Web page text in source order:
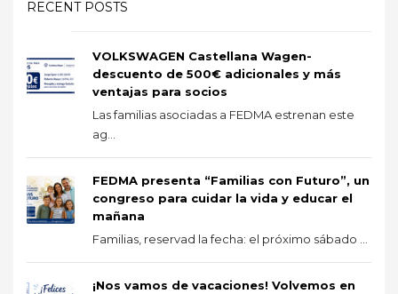
RECENT POSTS
VOLKSWAGEN Castellana Wagen-
descuento de 500€ adicionales y más
ventajas para socios
Las familias asociadas a FEDMA estrenan este
ag...
FEDMA presenta “Familias con Futuro”, un
congreso para cuidar la vida y educar el
mañana
Familias, reservad la fecha: el próximo sábado ...
¡Nos vamos de vacaciones! Volvemos en